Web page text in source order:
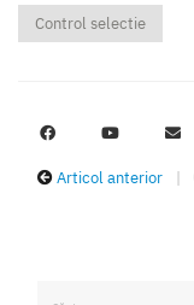
Control selectie
Articol anterior |